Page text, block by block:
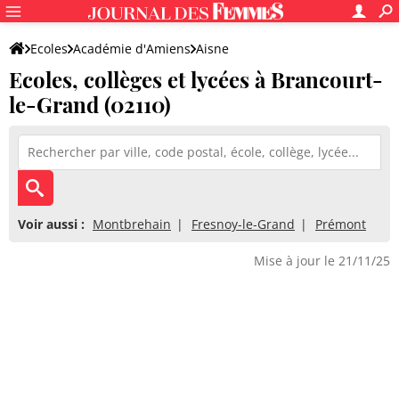
Ecoles Académie d'Amiens Aisne
Ecoles, collèges et lycées à Brancourt-
le-Grand (02110)
Voir aussi : Montbrehain Fresnoy-le-Grand Prémont
Mise à jour le 21/11/25